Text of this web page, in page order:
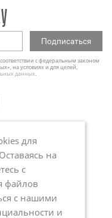
и доставка
лояльности
оферта
обработки
данных
с федеральным законом
на условиях и для целей,
данных.
для
на
с
файлов
с нашими
и